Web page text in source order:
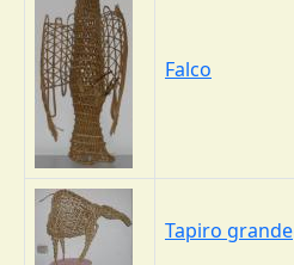
Falco
Tapiro grande